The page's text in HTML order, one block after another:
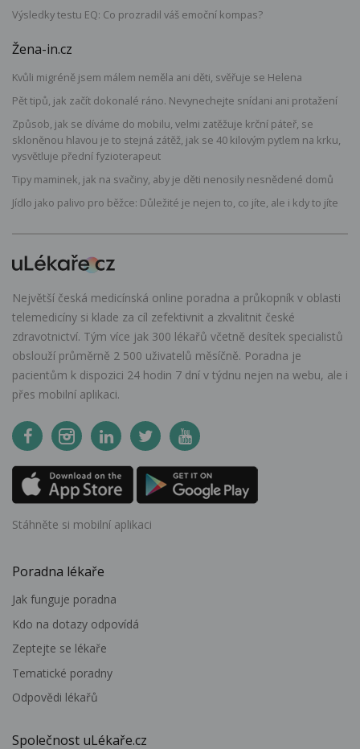
Výsledky testu EQ: Co prozradil váš emoční kompas?
Žena-in.cz
Kvůli migréně jsem málem neměla ani děti, svěřuje se Helena
Pět tipů, jak začít dokonalé ráno. Nevynechejte snídani ani protažení
Způsob, jak se díváme do mobilu, velmi zatěžuje krční páteř, se
skloněnou hlavou je to stejná zátěž, jak se 40 kilovým pytlem na krku,
vysvětluje přední fyzioterapeut
Tipy maminek, jak na svačiny, aby je děti nenosily nesnědené domů
Jídlo jako palivo pro běžce: Důležité je nejen to, co jíte, ale i kdy to jíte
Největší česká medicínská online poradna a průkopník v oblasti
telemedicíny si klade za cíl zefektivnit a zkvalitnit české
zdravotnictví. Tým více jak 300 lékařů včetně desítek specialistů
obslouží průměrně 2 500 uživatelů měsíčně. Poradna je
pacientům k dispozici 24 hodin 7 dní v týdnu nejen na webu, ale i
přes mobilní aplikaci.
Stáhněte si mobilní aplikaci
Poradna lékaře
Jak funguje poradna
Kdo na dotazy odpovídá
Zeptejte se lékaře
Tematické poradny
Odpovědi lékařů
Společnost uLékaře.cz